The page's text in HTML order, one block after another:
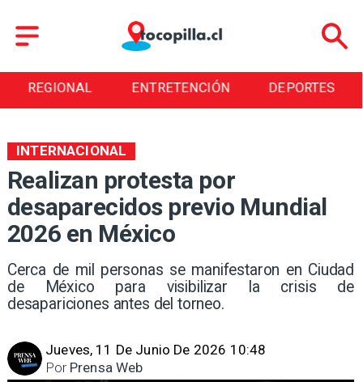
REGIONAL ENTRETENCIÓN DEPORTES
Realizan protesta por
desaparecidos previo Mundial
2026 en México
Cerca de mil personas se manifestaron en Ciudad
de México para visibilizar la crisis de
desapariciones antes del torneo.
INTERNACIONAL
Jueves, 11 De Junio De 2026 10:48
Prensa Web
Por